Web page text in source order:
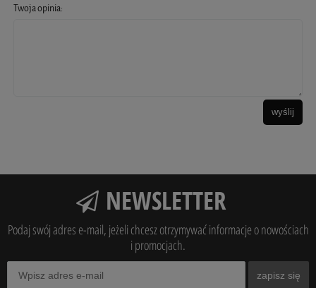
Twoja opinia:
wyślij
NEWSLETTER
Podaj swój adres e-mail, jeżeli chcesz otrzymywać informacje o nowościach
i promocjach.
zapisz się